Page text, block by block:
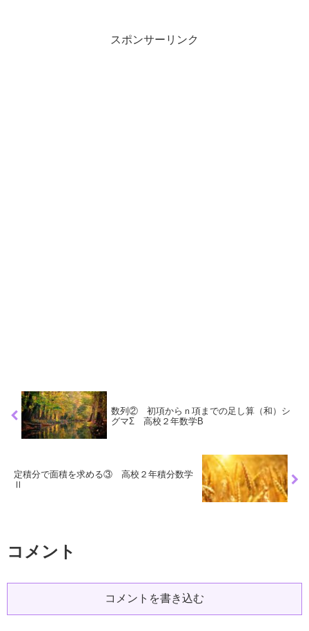
スポンサーリンク
数列② 初項からｎ項までの足し算（和）シ
グマΣ 高校２年数学B
定積分で面積を求める③ 高校２年積分数学
Ⅱ
コメント
コメントを書き込む